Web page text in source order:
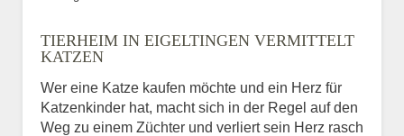
BILD HOCHLADEN
Vermisst seit
TIERHEIM IN EIGELTINGEN VERMITTELT
KATZEN
Wer eine Katze kaufen möchte und ein Herz für
Katzenkinder hat, macht sich in der Regel auf den
Weg zu einem Züchter und verliert sein Herz rasch